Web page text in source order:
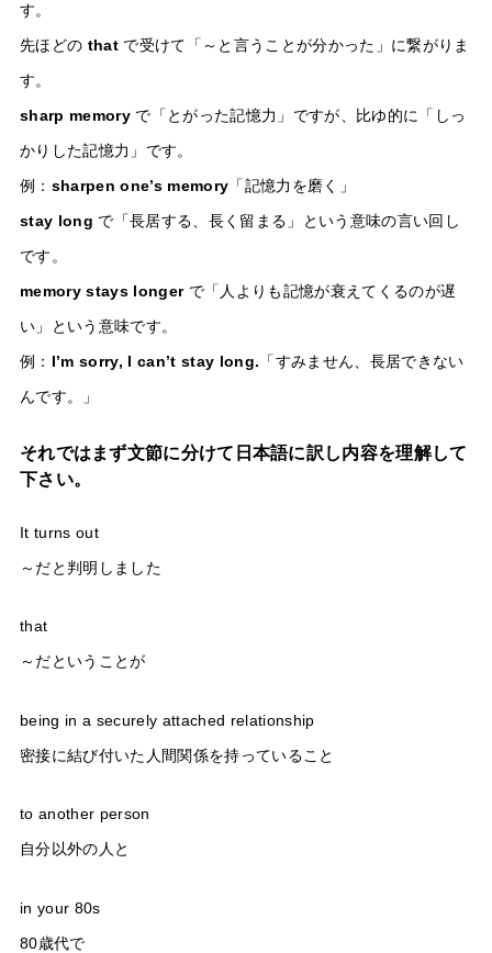
す。
先ほどの that で受けて「～と言うことが分かった」に繋がりま
す。
sharp memoryで「とがった記憶力」ですが、比ゆ的に「しっ
かりした記憶力」です。
例： sharpen one’s memory 「記憶力を磨く」
stay long で「長居する、長く留まる」という意味の言い回し
です。
memory stays longerで「人よりも記憶が衰えてくるのが遅
い」という意味です。
例： I’m sorry, I can’t stay long. 「すみません、長居できない
んです。」
それではまず文節に分けて日本語に訳し内容を理解して
下さい。
It turns out
～だと判明しました
that
～だということが
being in a securely attached relationship
密接に結び付いた人間関係を持っていること
to another person
自分以外の人と
in your 80s
80歳代で